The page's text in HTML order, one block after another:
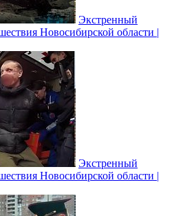
Экстренный
Новосибирской области |
Экстренный
Новосибирской области |